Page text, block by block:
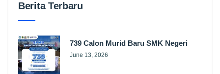
Berita Terbaru
739 Calon Murid Baru SMK Negeri
June 13, 2026